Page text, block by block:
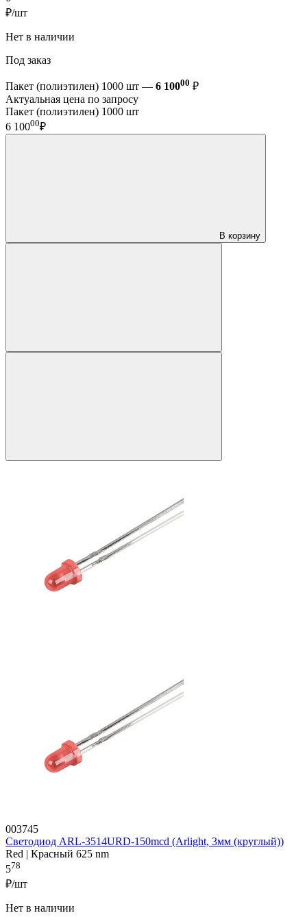
₽/шт
Нет в наличии
Под заказ
Пакет (полиэтилен) 1000 шт — 6 10000 ₽
Актуальная цена по запросу
Пакет (полиэтилен) 1000 шт
6 10000₽
В корзину
003745
Светодиод ARL-3514URD-150mcd (Arlight, 3мм (круглый))
Red | Красный 625 nm
578
₽/шт
Нет в наличии